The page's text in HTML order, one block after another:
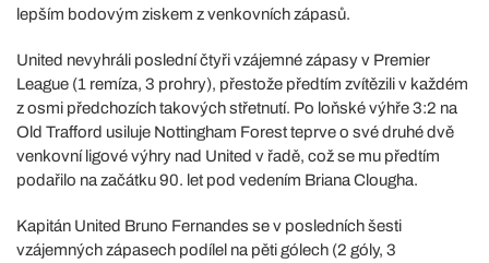
lepším bodovým ziskem z venkovních zápasů.
United nevyhráli poslední čtyři vzájemné zápasy v Premier
League (1 remíza, 3 prohry), přestože předtím zvítězili v každém
z osmi předchozích takových střetnutí. Po loňské výhře 3:2 na
Old Trafford usiluje Nottingham Forest teprve o své druhé dvě
venkovní ligové výhry nad United v řadě, což se mu předtím
podařilo na začátku 90. let pod vedením Briana Clougha.
Kapitán United Bruno Fernandes se v posledních šesti
vzájemných zápasech podílel na pěti gólech (2 góly, 3